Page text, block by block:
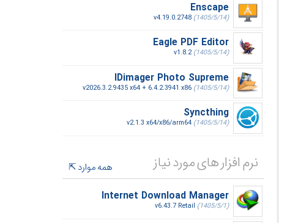
Enscape
v4.19.0.2748 (1405/5/14)
Eagle PDF Editor
v1.8.2(1405/5/14)
IDimager Photo Supreme
v2026.3.2.9435 x64 + 6.4.2.3941 x86 (1405/5/14)
Syncthing
v2.1.3 x64/x86/arm64 (1405/5/14)
نرم افزار های مورد نیاز
همه موارد
Internet Download Manager
v6.43.7 Retail (1405/5/1)